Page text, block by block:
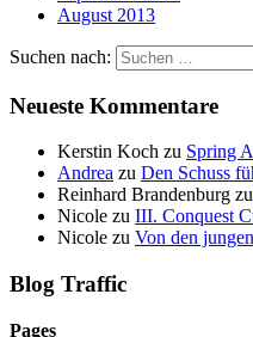
August 2013
Suchen nach:
Neueste Kommentare
Kerstin Koch zu Spring
Andrea zu Den Schuss
Reinhard Brandenburg zu
Nicole zu III. Conquest
Nicole zu Von den
Blog Traffic
Pages